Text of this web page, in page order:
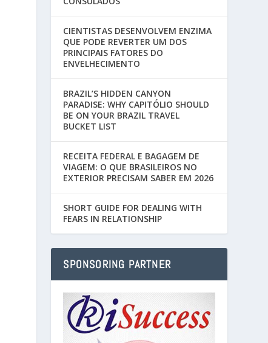
CIENTISTAS DESENVOLVEM ENZIMA
QUE PODE REVERTER UM DOS
PRINCIPAIS FATORES DO
ENVELHECIMENTO
BRAZIL’S HIDDEN CANYON
PARADISE: WHY CAPITÓLIO SHOULD
BE ON YOUR BRAZIL TRAVEL
BUCKET LIST
RECEITA FEDERAL E BAGAGEM DE
VIAGEM: O QUE BRASILEIROS NO
EXTERIOR PRECISAM SABER EM 2026
SHORT GUIDE FOR DEALING WITH
FEARS IN RELATIONSHIP
SPONSORING PARTNER